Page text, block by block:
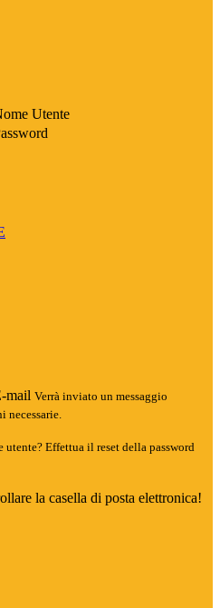
Utente
mail Verrà inviato un messaggio
necessarie.
utente? Effettua il reset della password
la casella di posta elettronica!